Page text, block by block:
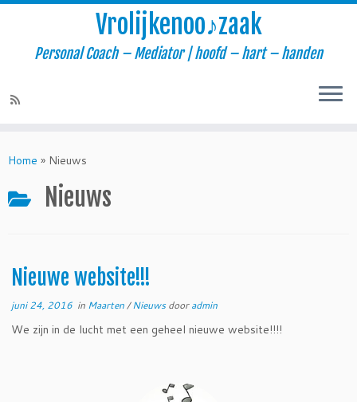
to
Vrolijkenoo♪zaak
Personal Coach – Mediator | hoofd – hart – handen
Home » Nieuws
Nieuws
Nieuwe website!!!
juni 24, 2016 in Maarten/Nieuwsdooradmin
We zijn in de lucht met een geheel nieuwe website!!!!